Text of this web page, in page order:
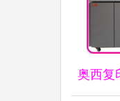
奥西复